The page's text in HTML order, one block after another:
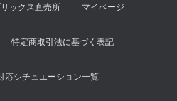
ックス直売所 マイページ
特定商取引法に基づく表記
応シチュエーション一覧